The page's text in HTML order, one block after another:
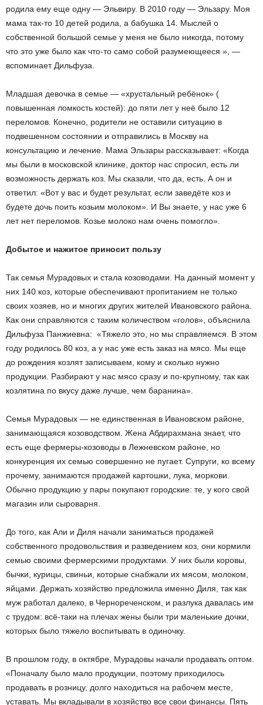
родила ему еще одну — Эльвиру. В 2010 году — Эльзару. Моя
мама так-то 10 детей родила, а бабушка 14. Мыслей о
собственной большой семье у меня не было никогда, потому
что это уже было как что-то само собой разумеющееся », —
вспоминает Дильфуза.
Младшая девочка в семье — «хрустальный ребёнок» (
повышенная ломкость костей): до пяти лет у неё было 12
переломов. Конечно, родители не оставили ситуацию в
подвешенном состоянии и отправились в Москву на
консультацию и лечение. Мама Эльзары рассказывает: «Когда
мы были в московской клинике, доктор нас спросил, есть ли
возможность держать коз. Мы сказали, что да, есть. А он и
ответил: «Вот у вас и будет результат, если заведёте коз и
будете дочь поить козьим молоком». И Вы знаете, у нас уже 6
лет нет переломов. Козье молоко нам очень помогло».
Добытое и нажитое приносит пользу
Так семья Мурадовых и стала козоводами. На данный момент у
них 140 коз, которые обеспечивают пропитанием не только
своих хозяев, но и многих других жителей Ивановского района.
Как они справляются с таким количеством «голов», объяснила
Дильфуза Панжиевна: «Тяжело это, но мы справляемся. В этом
году родилось 80 коз, а у нас уже есть заказ на мясо. Мы еще
до рождения козлят записываем, кому и сколько нужно
продукции. Разбирают у нас мясо сразу и по-крупному, так как
козлятина по вкусу даже лучше, чем баранина».
Семья Мурадовых — не единственная в Ивановском районе,
занимающаяся козоводством. Жена Абдирахмана знает, что
есть еще фермеры-козоводы в Лежневском районе, но
конкуренция их семью совершенно не пугает. Супруги, ко всему
прочему, занимаются продажей картошки, лука, моркови.
Обычно продукцию у пары покупают городские: те, у кого свой
магазин или сыроварня.
До того, как Али и Диля начали заниматься продажей
собственного продовольствия и разведением коз, они кормили
семью своими фермерскими продуктами. У них были коровы,
бычки, курицы, свиньи, которые снабжали их мясом, молоком,
яйцами. Держать хозяйство предложила именно Диля, так как
муж работал далеко, в Чернореченском, и разлука давалась им
с трудом: всё-таки на плечах жены были три маленькие дочки,
которых было тяжело воспитывать в одиночку.
В прошлом году, в октябре, Мурадовы начали продавать оптом.
«Поначалу было мало продукции, поэтому приходилось
продавать в розницу, долго находиться на рабочем месте,
уставать. Мы вкладывали в хозяйство все свои финансы. Пять